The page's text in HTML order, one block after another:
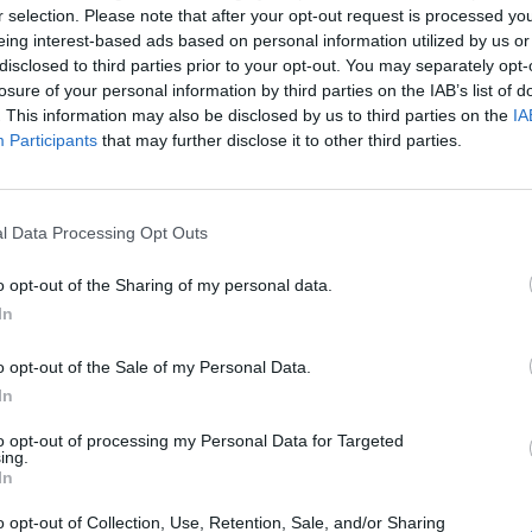
selection. Please note that after your opt-out request is processed
interest-based ads based on personal information utilized by us
to third parties prior to your opt-out. You may separately
of your personal information by third parties on the IAB’s list of
This information may also be disclosed by us to third parties on the
Participants that may further disclose it to other third parties.
Data Processing Opt Outs
opt-out of the Sharing of my personal data.
opt-out of the Sale of my Personal Data.
opt-out of processing my Personal Data for Targeted
opt-out of Collection, Use, Retention, Sale, and/or Sharing
alapokba az év első negyedében, a
bíró alapokat és a tőzsdén kereskedett
fundokkal szemben. Az EPFR Global adatai szerint
3.2 milliárd dolláros nettó tőkebeáramlást
miatt a csúcsokhoz képest a nyersanyagok is sokat
miatt ugyanis többen tartanak az inflációs nyomástól,
Az EPFR adatai szerint az idei évben a nyersanyag
portfolio.hu hírarchívumához tartozik, melynek olvasása